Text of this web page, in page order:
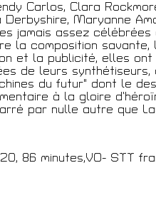
Carlos, Clara
Maryanne
jamais assez célébrées
la composition savante,
et la publicité, elles ont
de leurs
du futur" dont le
à la gloire
par nulle autre que
86 minutes,VO- STT